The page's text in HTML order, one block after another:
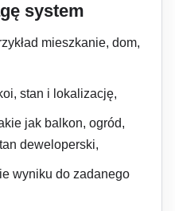
system
mieszkanie, dom,
stan i lokalizację,
jak balkon, ogród,
deweloperski,
wyniku do zadanego